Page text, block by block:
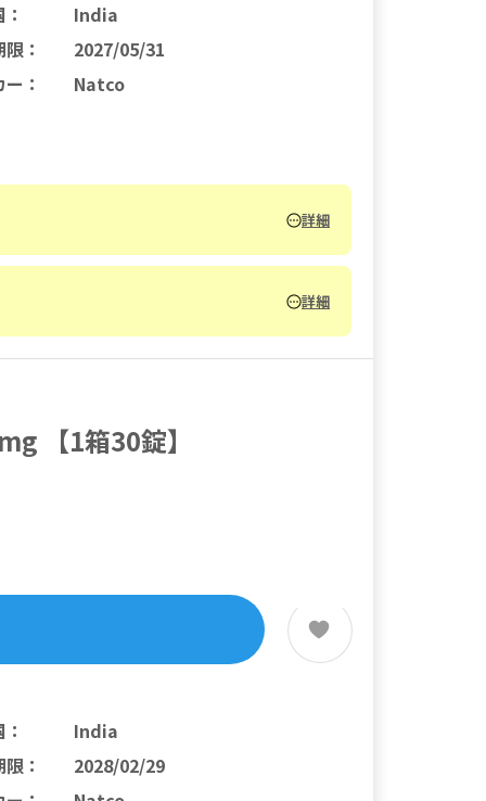
：
India
限：
2027/05/31
ー ： Natco
詳細
詳細
【1箱30錠】
：
India
限：
2028/02/29